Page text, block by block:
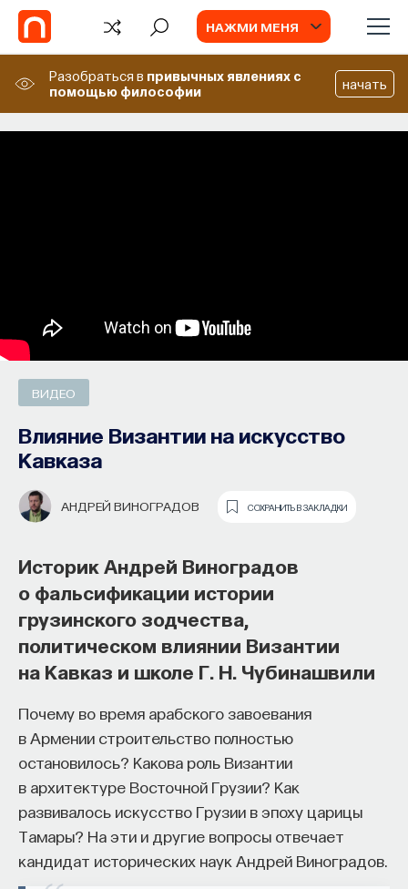
НАЖМИ МЕНЯ
Разобраться в привычных явлениях с
помощью философии
начать
ВИДЕО
Влияние Византии на искусство
Кавказа
АНДРЕЙ ВИНОГРАДОВ СОХРАНИТЬ В ЗАКЛАДКИ
Историк Андрей Виноградов
о фальсификации истории
грузинского зодчества,
политическом влиянии Византии
на Кавказ и школе Г. Н. Чубинашвили
Почему во время арабского завоевания
в Армении строительство полностью
остановилось? Какова роль Византии
в архитектуре Восточной Грузии? Как
развивалось искусство Грузии в эпоху царицы
Тамары? На эти и другие вопросы отвечает
кандидат исторических наук Андрей Виноградов.
СОБЫТИЯ
Как философия помогает составлять
собственное мнение
о происходящем в мире?
мы живем, расширять собственные
представления об окружающей
действительности и познавать самого себя?
Ответы на эти и другие вопросы можно найти,
записавшисьна курс «Философский поиск:
начала».
Слушатели курса убедятся в том, что